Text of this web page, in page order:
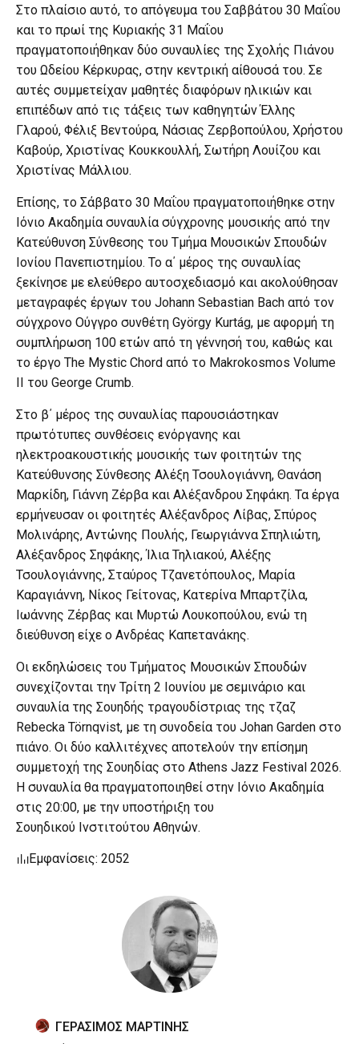
Στο πλαίσιο αυτό, το απόγευμα του Σαββάτου 30 Μαΐου
και το πρωί της Κυριακής 31 Μαΐου
πραγματοποιήθηκαν δύο συναυλίες της Σχολής Πιάνου
του Ωδείου Κέρκυρας, στην κεντρική αίθουσά του. Σε
αυτές συμμετείχαν μαθητές διαφόρων ηλικιών και
επιπέδων από τις τάξεις των καθηγητών Έλλης
Γλαρού, Φέλιξ Βεντούρα, Νάσιας Ζερβοπούλου, Χρήστου
Καβούρ, Χριστίνας Κουκκουλλή, Σωτήρη Λουίζου και
Χριστίνας Μάλλιου.
Επίσης, το Σάββατο 30 Μαΐου πραγματοποιήθηκε στην
Ιόνιο Ακαδημία συναυλία σύγχρονης μουσικής από την
Κατεύθυνση Σύνθεσης του Τμήμα Μουσικών Σπουδών
Ιονίου Πανεπιστημίου. Το α΄ μέρος της συναυλίας
ξεκίνησε με ελεύθερο αυτοσχεδιασμό και ακολούθησαν
μεταγραφές έργων του Johann Sebastian Bach από τον
σύγχρονο Ούγγρο συνθέτη György Kurtág, με αφορμή τη
συμπλήρωση 100 ετών από τη γέννησή του, καθώς και
το έργο The Mystic Chord από το Makrokosmos Volume
II του George Crumb.
Στο β΄ μέρος της συναυλίας παρουσιάστηκαν
πρωτότυπες συνθέσεις ενόργανης και
ηλεκτροακουστικής μουσικής των φοιτητών της
Κατεύθυνσης Σύνθεσης Αλέξη Τσουλογιάννη, Θανάση
Μαρκίδη, Γιάννη Ζέρβα και Αλέξανδρου Σηφάκη. Τα έργα
ερμήνευσαν οι φοιτητές Αλέξανδρος Λίβας, Σπύρος
Μολινάρης, Αντώνης Πουλής, Γεωργιάννα Σπηλιώτη,
Αλέξανδρος Σηφάκης, Ίλια Τηλιακού, Αλέξης
Τσουλογιάννης, Σταύρος Τζανετόπουλος, Μαρία
Καραγιάννη, Νίκος Γείτονας, Κατερίνα Μπαρτζίλα,
Ιωάννης Ζέρβας και Μυρτώ Λουκοπούλου, ενώ τη
διεύθυνση είχε ο Ανδρέας Καπετανάκης.
Οι εκδηλώσεις του Τμήματος Μουσικών Σπουδών
συνεχίζονται την Τρίτη 2 Ιουνίου με σεμινάριο και
συναυλία της Σουηδής τραγουδίστριας της τζαζ
Rebecka Törnqvist, με τη συνοδεία του Johan Garden στο
πιάνο. Οι δύο καλλιτέχνες αποτελούν την επίσημη
συμμετοχή της Σουηδίας στο Athens Jazz Festival 2026.
Η συναυλία θα πραγματοποιηθεί στην Ιόνιο Ακαδημία
στις 20:00, με την υποστήριξη του
Σουηδικού Ινστιτούτου Αθηνών.
Εμφανίσεις: 2052
ΓΕΡΑΣΙΜΟΣ ΜΑΡΤΙΝΗΣ